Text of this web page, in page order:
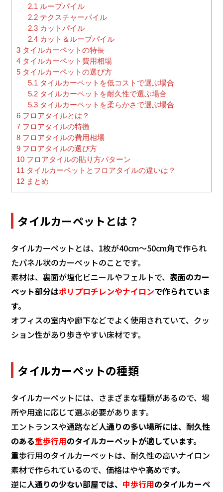
2.1 ループパイル
2.2 テクスチャーパイル
2.3 カットパイル
2.4 カット＆ループパイル
3 タイルカーペットの特長
4 タイルカーペット費用相場
5 タイルカーペットの選び方
5.1 タイルカーペットを低コストで選ぶ場合
5.2 タイルカーペットを耐久性で選ぶ場合
5.3 タイルカーペットを柔らかさで選ぶ場合
6 フロアタイルとは？
7 フロアタイルの特徴
8 フロアタイルの費用相場
9 フロアタイルの選び方
10 フロアタイルの貼り方パターン
11 タイルカーペットとフロアタイルの違いは？
12 まとめ
タイルカーペットとは？
タイルカーペットとは、1枚が40cm〜50cm角で作られ
たパネル状のカーペットのことです。
素材は、裏面が塩化ビニールやフェルトで、表面のカー
ペット部分はポリプロチレンやナイロンで作られていま
す。
オフィスの室内や廊下などでよく使用されていて、クッ
ション性があり歩きやすい床材です。
タイルカーペットの種類
タイルカーペットには、さまざまな種類があるので、場
所や用途に応じて選ぶ必要があります。
エントランスや通路など人通りの多い場所には、耐久性
のある重歩行用のタイルカーペットが適しています。
重歩行用のタイルカーペットは、耐久性の高いナイロン
素材で作られているので、価格はやや高めです。
逆に人通りの少ない部屋では、 中歩行用のタイルカーペ